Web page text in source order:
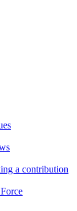
a contribution